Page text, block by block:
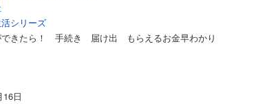
シリーズ
できたら！ 手続き 届け出 もらえるお金早わかり
16日